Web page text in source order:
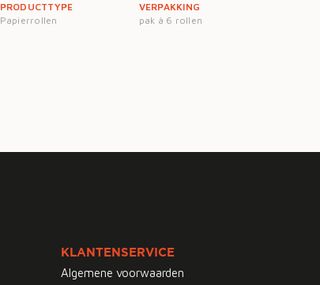
PRODUCTTYPE
Papierrollen
VERPAKKING
pak à 6 rollen
KLANTENSERVICE
Algemene voorwaarden